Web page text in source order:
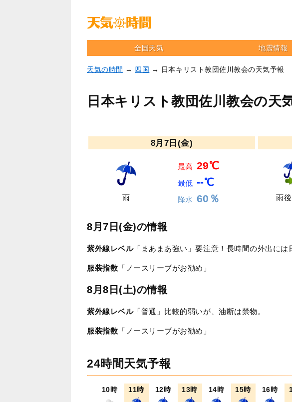
全国天気 地震情報
天気の時間 → 四国 → 日本キリスト教団佐川教会の天気予報
日本キリスト教団佐川教会の天
8月7日(金)
雨
最高 29℃
最低 --℃
降水 60％ 雨
8月7日(金)の情報
紫外線レベル「まあまあ強い」要注意！長時間の外出には
服装指数 「ノースリーブがお勧め」
8月8日(土)の情報
紫外線レベル「普通」比較的弱いが、油断は禁物。
服装指数 「ノースリーブがお勧め」
24時間天気予報
10時 11時 12時 13時 14時 15時 16時